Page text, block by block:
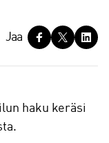
Jaa
haku keräsi